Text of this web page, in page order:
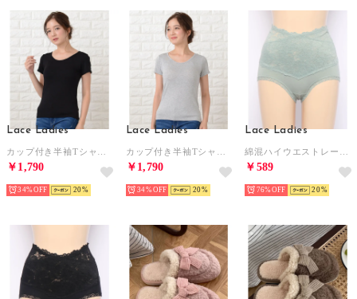
Lace Ladies
￥1,790
34% 20
Lace Ladies
￥1,790
34% 20
Lace Ladies
￥589
76% 20